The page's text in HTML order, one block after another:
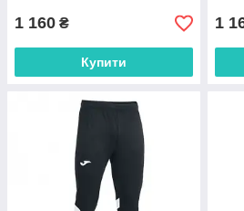
1 160 ₴
Купити
1